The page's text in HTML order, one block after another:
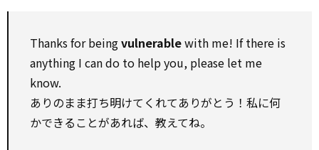
Thanks for beingvulnerablewith me! If there is
anything I can do to help you, please let me
know.
ありのまま打ち明けてくれてありがとう！私に何
かできることがあれば、教えてね。